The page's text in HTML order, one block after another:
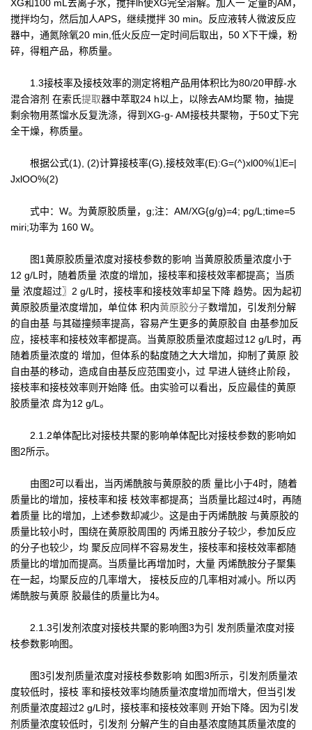
XG和100 mL去离子水，搅拌lh使XG完全溶解。加人一 定量的AM，
搅拌均匀，然后加人APS，继续搅拌 30 min。反应液转人微波反应
器中，通氮除氧20 min,低火反应一定时间后取出，50 X下干燥，粉
碎，得粗产品，称质量。
1.3接枝率及接枝效率的测定将粗产品用体积比为80/20甲醇-水
混合溶剂 在索氏提取器中萃取24 h以上，以除去AM均聚 物，抽提
剩余物用蒸馏水反复洗涤，得到XG-g- AM接枝共聚物，于50丈下完
全干燥，称质量。
根据公式(1), (2)计算接枝率(G),接枝效率(E):G=(^)xl00%⑴E=|
JxlOO%(2)
式中：W。为黄原胶质量，g;注：AM/XG{g/g)=4; pg/L;time=5
miri;功率为 160 W。
图1黄原胶质量浓度对接枝参数的影响 当黄原胶质量浓度小于
12 g/L时，随着质量 浓度的增加，接枝率和接枝效率都提高；当质
量 浓度超过〗2 g/L时，接枝率和接枝效率却呈下降 趋势。因为起初
黄原胶质量浓度增加，单位体 积内黄原胶分子数增加，引发剂分解
的自由基 与其碰撞频率提高，容易产生更多的黄原胶自 由基参加反
应，接枝率和接枝效率都提高。当黄原胶质量浓度超过12 g/L时，再
随着质量浓度的 增加，但体系的黏度随之大大增加，抑制了黄原 胶
自由基的移动，造成自由基反应范围变小，过 早进人链终止阶段，
接枝率和接枝效率则开始降 低。由实验可以看出，反应最佳的黄原
胶质量浓 戽为12 g/L。
2.1.2单体配比对接枝共聚的影响单体配比对接枝参数的影响如
图2所示。
由图2可以看出，当丙烯酰胺与黄原胶的质 量比小于4时，随着
质量比的增加，接枝率和接 枝效率都提髙；当质量比超过4时，再随
着质量 比的增加，上述参数却减少。这是由于丙烯酰胺 与黄原胶的
质量比较小时，围绕在黄原胶周围的 丙烯丑胺分子较少，参加反应
的分子也较少，均 聚反应同样不容易发生，接枝率和接枝效率都随
质量比的增加而提高。当质量比再增加时，大量 丙烯酰胺分子聚集
在一起，均聚反应的几率增大， 接枝反应的几率相对减小。所以丙
烯酰胺与黄原 胶最佳的质量比为4。
2.1.3引发剂浓度对接枝共聚的影响图3为引 发剂质量浓度对接
枝参数影响图。
图3引发剂质量浓度对接枝参数影响 如图3所示，引发剂质量浓
度较低时，接枝 率和接枝效率均随质量浓度增加而增大，但当引发
剂质量浓度超过2 g/L时，接枝率和接枝效率则 开始下降。因为引发
剂质量浓度较低时，引发剂 分解产生的自由基浓度随其质量浓度的